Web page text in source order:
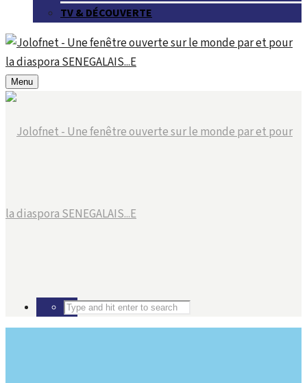
TV & DÉCOUVERTE
Menu